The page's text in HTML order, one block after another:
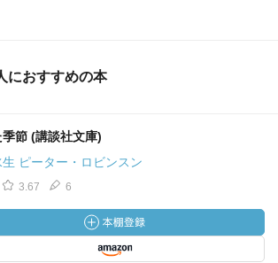
におすすめの本
節 (講談社文庫)
生 ピーター・ロビンスン
3.67 6